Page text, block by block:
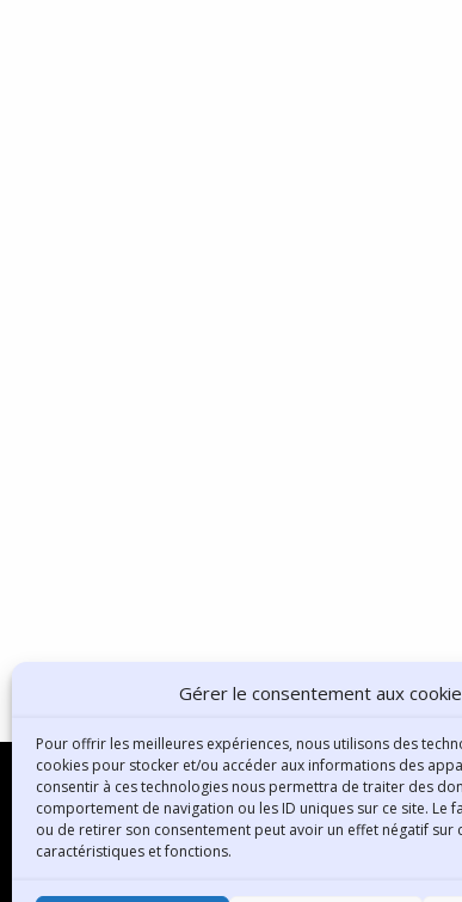
Gérer le consentement aux
Pour offrir les meilleures expériences, nous utilisons des
cookies pour stocker et/ou accéder aux informations des
consentir à ces technologies nous permettra de traiter des
comportement de navigation ou les ID uniques sur ce site. Le
ou de retirer son consentement peut avoir un effet négatif sur
caractéristiques et fonctions.